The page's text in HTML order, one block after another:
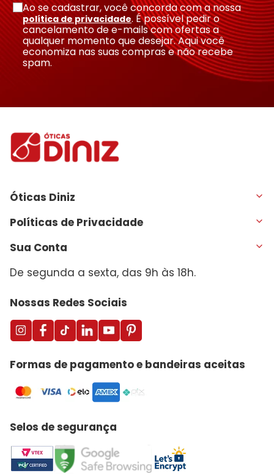
Ao se cadastrar, você concorda com a nossa
política de privacidade. É possível pedir o
cancelamento de e-mails com ofertas a
qualquer momento que desejar. Aqui você
economiza nas suas compras e não recebe
spam.
Óticas Diniz
Políticas de Privacidade
Sua Conta
De segunda a sexta, das 9h às 18h.
Nossas Redes Sociais
Formas de pagamento e bandeiras aceitas
Selos de segurança